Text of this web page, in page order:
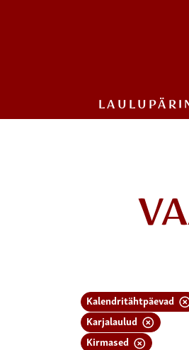
Kalendritähtpäevad
Karjalaulud
Kirmased